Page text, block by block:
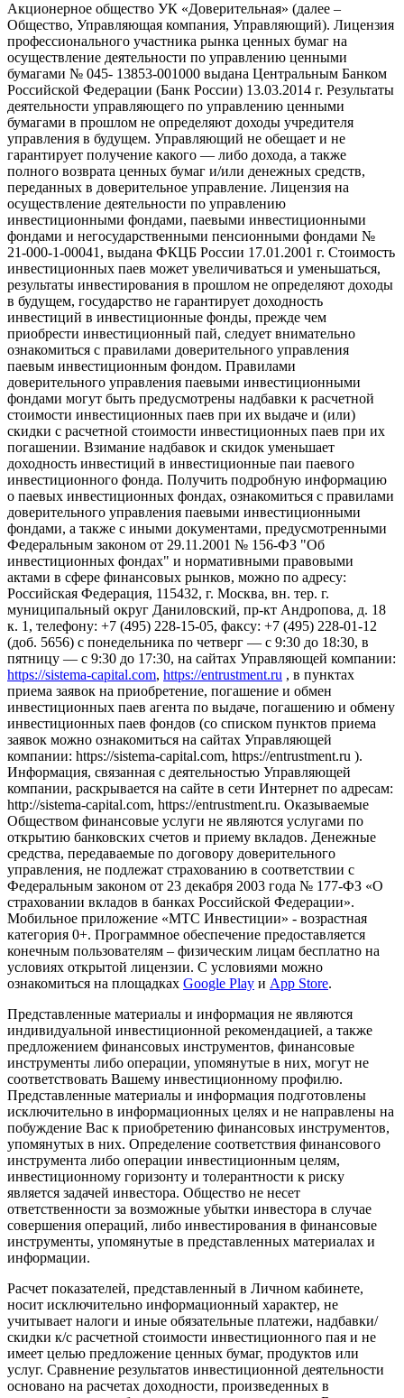
Акционерное общество УК «Доверительная» (далее –
Общество, Управляющая компания, Управляющий). Лицензия
профессионального участника рынка ценных бумаг на
осуществление деятельности по управлению ценными
бумагами № 045- 13853-001000 выдана Центральным Банком
Российской Федерации (Банк России) 13.03.2014 г. Результаты
деятельности управляющего по управлению ценными
бумагами в прошлом не определяют доходы учредителя
управления в будущем. Управляющий не обещает и не
гарантирует получение какого — либо дохода, а также
полного возврата ценных бумаг и/или денежных средств,
переданных в доверительное управление. Лицензия на
осуществление деятельности по управлению
инвестиционными фондами, паевыми инвестиционными
фондами и негосударственными пенсионными фондами №
21-000-1-00041, выдана ФКЦБ России 17.01.2001 г. Стоимость
инвестиционных паев может увеличиваться и уменьшаться,
результаты инвестирования в прошлом не определяют доходы
в будущем, государство не гарантирует доходность
инвестиций в инвестиционные фонды, прежде чем
приобрести инвестиционный пай, следует внимательно
ознакомиться с правилами доверительного управления
паевым инвестиционным фондом. Правилами
доверительного управления паевыми инвестиционными
фондами могут быть предусмотрены надбавки к расчетной
стоимости инвестиционных паев при их выдаче и (или)
скидки с расчетной стоимости инвестиционных паев при их
погашении. Взимание надбавок и скидок уменьшает
доходность инвестиций в инвестиционные паи паевого
инвестиционного фонда. Получить подробную информацию
о паевых инвестиционных фондах, ознакомиться с правилами
доверительного управления паевыми инвестиционными
фондами, а также с иными документами, предусмотренными
Федеральным законом от 29.11.2001 № 156-ФЗ "Об
инвестиционных фондах" и нормативными правовыми
актами в сфере финансовых рынков, можно по адресу:
Российская Федерация, 115432, г. Москва, вн. тер. г.
муниципальный округ Даниловский, пр-кт Андропова, д. 18
к. 1, телефону: +7 (495) 228-15-05, факсу: +7 (495) 228-01-12
(доб. 5656) с понедельника по четверг — c 9:30 до 18:30, в
пятницу — с 9:30 до 17:30, на сайтах Управляющей компании:
https://sistema-capital.com, https://entrustment.ru , в пунктах
приема заявок на приобретение, погашение и обмен
инвестиционных паев агента по выдаче, погашению и обмену
инвестиционных паев фондов (со списком пунктов приема
заявок можно ознакомиться на сайтах Управляющей
компании: https://sistema-capital.com, https://entrustment.ru ).
Информация, связанная с деятельностью Управляющей
компании, раскрывается на сайте в сети Интернет по адресам:
http://sistema-capital.com, https://entrustment.ru. Оказываемые
Обществом финансовые услуги не являются услугами по
открытию банковских счетов и приему вкладов. Денежные
средства, передаваемые по договору доверительного
управления, не подлежат страхованию в соответствии с
Федеральным законом от 23 декабря 2003 года № 177-ФЗ «О
страховании вкладов в банках Российской Федерации».
Мобильное приложение «МТС Инвестиции» - возрастная
категория 0+. Программное обеспечение предоставляется
конечным пользователям – физическим лицам бесплатно на
условиях открытой лицензии. С условиями можно
ознакомиться на площадках Google Play и App Store.
Представленные материалы и информация не являются
индивидуальной инвестиционной рекомендацией, а также
предложением финансовых инструментов, финансовые
инструменты либо операции, упомянутые в них, могут не
соответствовать Вашему инвестиционному профилю.
Представленные материалы и информация подготовлены
исключительно в информационных целях и не направлены на
побуждение Вас к приобретению финансовых инструментов,
упомянутых в них. Определение соответствия финансового
инструмента либо операции инвестиционным целям,
инвестиционному горизонту и толерантности к риску
является задачей инвестора. Общество не несет
ответственности за возможные убытки инвестора в случае
совершения операций, либо инвестирования в финансовые
инструменты, упомянутые в представленных материалах и
информации.
Расчет показателей, представленный в Личном кабинете,
носит исключительно информационный характер, не
учитывает налоги и иные обязательные платежи, надбавки/
скидки к/с расчетной стоимости инвестиционного пая и не
имеет целью предложение ценных бумаг, продуктов или
услуг. Сравнение результатов инвестиционной деятельности
основано на расчетах доходности, произведенных в